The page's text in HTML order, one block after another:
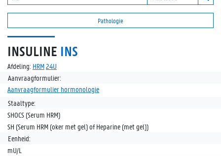
Pathologie
INSULINE INS
Afdeling: HRM24U
Aanvraagformulier:
Aanvraagformulier hormonologie
Staaltype:
SHOCS (Serum HRM)
SH (Serum HRM (oker met gel) of Heparine (met gel))
Eenheid:
mU/L